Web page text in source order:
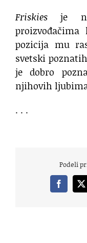
Friskies je
pozicija mu
svetski
je dobro
njihovih
. . .
Podeli
Facebook
X